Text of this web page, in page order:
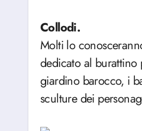
Collodi.
Molti lo
dedicato al
giardino barocco, i
sculture dei